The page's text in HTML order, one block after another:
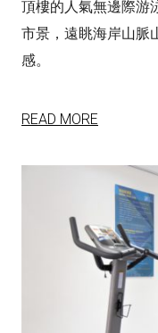
頂樓的人氣無邊際游
市景，遠眺海岸山脈
感。
READ MORE